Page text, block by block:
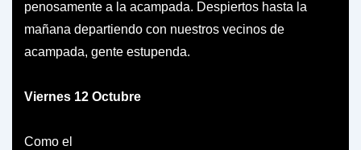
penosamente a la acampada. Despiertos hasta la
mañana departiendo con nuestros vecinos de
acampada, gente estupenda.
Viernes 12 Octubre
Como el